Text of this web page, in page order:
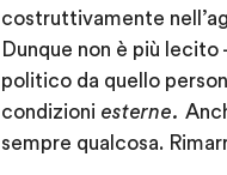
costruttivamente
Dunque non è più
politico da quello
condizioni esterne.
sempre qualcosa.